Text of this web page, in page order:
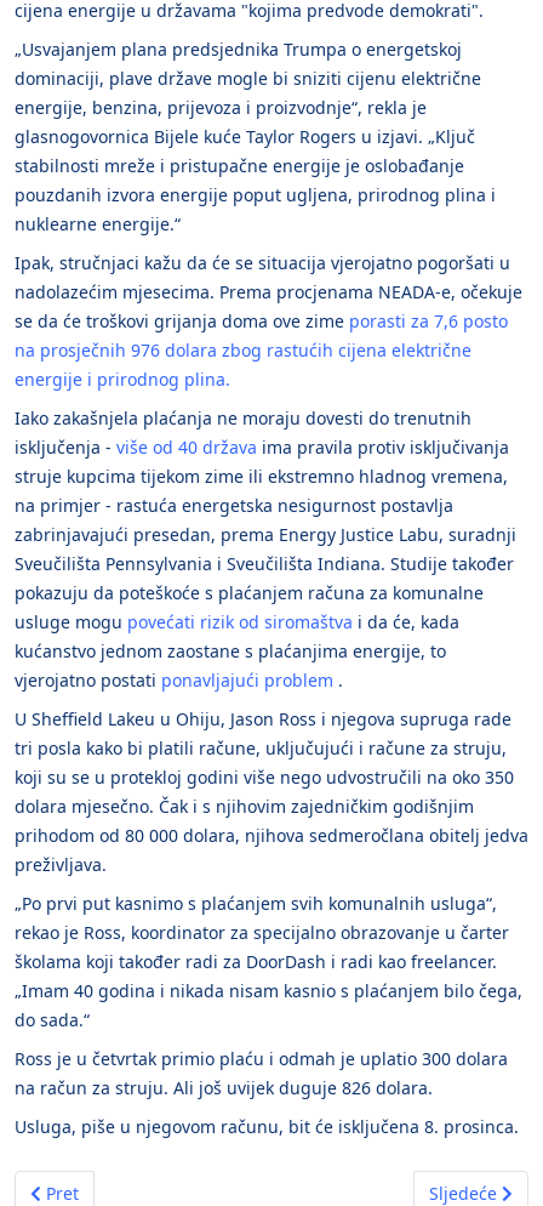
cijena energije u državama "kojima predvode demokrati".
„Usvajanjem plana predsjednika Trumpa o energetskoj
dominaciji, plave države mogle bi sniziti cijenu električne
energije, benzina, prijevoza i proizvodnje“, rekla je
glasnogovornica Bijele kuće Taylor Rogers u izjavi. „Ključ
stabilnosti mreže i pristupačne energije je oslobađanje
pouzdanih izvora energije poput ugljena, prirodnog plina i
nuklearne energije.“
Ipak, stručnjaci kažu da će se situacija vjerojatno pogoršati u
nadolazećim mjesecima. Prema procjenama NEADA-e, očekuje
se da će troškovi grijanja doma ove zime porasti za 7,6 posto
na prosječnih 976 dolara zbog rastućih cijena električne
energije i prirodnog plina.
Iako zakašnjela plaćanja ne moraju dovesti do trenutnih
isključenja - više od 40 država ima pravila protiv isključivanja
struje kupcima tijekom zime ili ekstremno hladnog vremena,
na primjer - rastuća energetska nesigurnost postavlja
zabrinjavajući presedan, prema Energy Justice Labu, suradnji
Sveučilišta Pennsylvania i Sveučilišta Indiana. Studije također
pokazuju da poteškoće s plaćanjem računa za komunalne
usluge mogu povećati rizik od siromaštva i da će, kada
kućanstvo jednom zaostane s plaćanjima energije, to
vjerojatno postati ponavljajući problem .
U Sheffield Lakeu u Ohiju, Jason Ross i njegova supruga rade
tri posla kako bi platili račune, uključujući i račune za struju,
koji su se u protekloj godini više nego udvostručili na oko 350
dolara mjesečno. Čak i s njihovim zajedničkim godišnjim
prihodom od 80 000 dolara, njihova sedmeročlana obitelj jedva
preživljava.
„Po prvi put kasnimo s plaćanjem svih komunalnih usluga“,
rekao je Ross, koordinator za specijalno obrazovanje u čarter
školama koji također radi za DoorDash i radi kao freelancer.
„Imam 40 godina i nikada nisam kasnio s plaćanjem bilo čega,
do sada.“
Ross je u četvrtak primio plaću i odmah je uplatio 300 dolara
na račun za struju. Ali još uvijek duguje 826 dolara.
Usluga, piše u njegovom računu, bit će isključena 8. prosinca.
Prethodni članak: Elektroprijenos BiH realizirao samo 10 posto
Pret Sljedeći
Sljedeće